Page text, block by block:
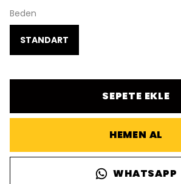
Beden
STANDART
SEPETE EKLE
HEMEN AL
WHATSAPP